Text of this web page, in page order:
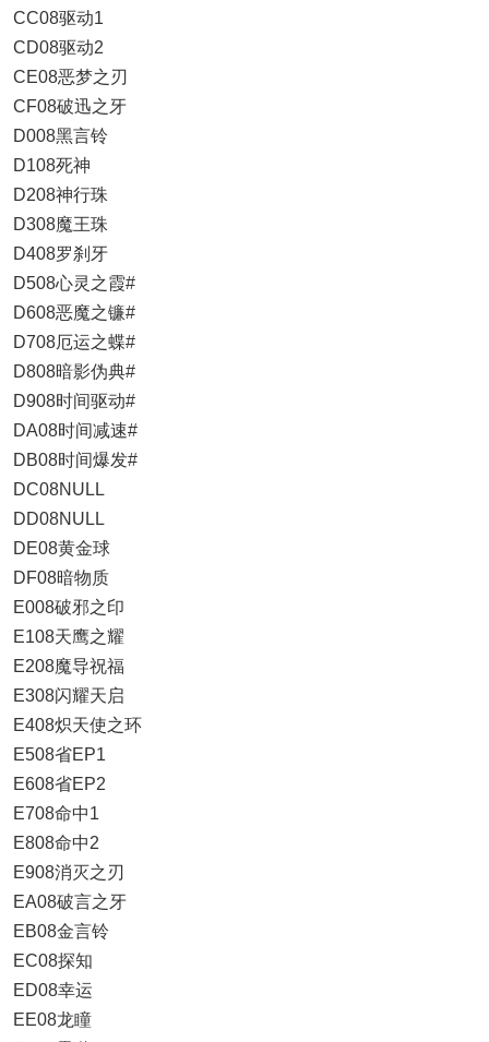
CC08驱动1
CD08驱动2
CE08恶梦之刃
CF08破迅之牙
D008黑言铃
D108死神
D208神行珠
D308魔王珠
D408罗刹牙
D508心灵之霞#
D608恶魔之镰#
D708厄运之蝶#
D808暗影伪典#
D908时间驱动#
DA08时间减速#
DB08时间爆发#
DC08NULL
DD08NULL
DE08黄金球
DF08暗物质
E008破邪之印
E108天鹰之耀
E208魔导祝福
E308闪耀天启
E408炽天使之环
E508省EP1
E608省EP2
E708命中1
E808命中2
E908消灭之刃
EA08破言之牙
EB08金言铃
EC08探知
ED08幸运
EE08龙瞳